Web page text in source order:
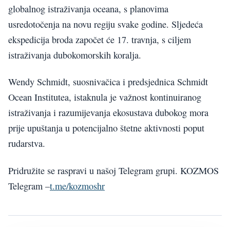
globalnog istraživanja oceana, s planovima
usredotočenja na novu regiju svake godine. Sljedeća
ekspedicija broda započet će 17. travnja, s ciljem
istraživanja dubokomorskih koralja.
Wendy Schmidt, suosnivačica i predsjednica Schmidt
Ocean Institutea, istaknula je važnost kontinuiranog
istraživanja i razumijevanja ekosustava dubokog mora
prije upuštanja u potencijalno štetne aktivnosti poput
rudarstva.
Pridružite se raspravi u našoj Telegram grupi. KOZMOS
Telegram –t.me/kozmoshr